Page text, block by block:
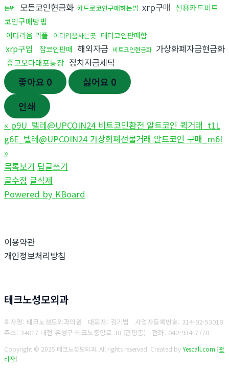
는법
모든코인현금화 카드로코인구매하는법 xrp구매 신용카드비트
코인구매방법
이더리움 리플 이더리움사는곳 테더코인판매함
xrp구입 잡코인판매 해외자금 비트코인현금화 가상화폐자금현금화
중고오다대포통장 정치자금세탁
좋아요 0 싫어요 0
인쇄
« p9U_텔레@UPCOIN24 비트코인환전 알트코인 퀵거래_t1L
g6E_텔레@UPCOIN24 가상화폐선물거래 알트코인 구매_m6I
»
목록보기 답글쓰기
글수정 글삭제
Powered by KBoard
이용약관
개인정보처리방침
테크노성모외과
회사명: 테크노성모외과의원 대표자: 김기범 사업자등록번호: 314-92-53018
주소: 34017 대전 유성구 테크노중앙로 38 (관평동) 전화: 042-934-7770
Copyright © 2025 테크노성모외과. All rights reserved. Created byYescall.com [관
리자]